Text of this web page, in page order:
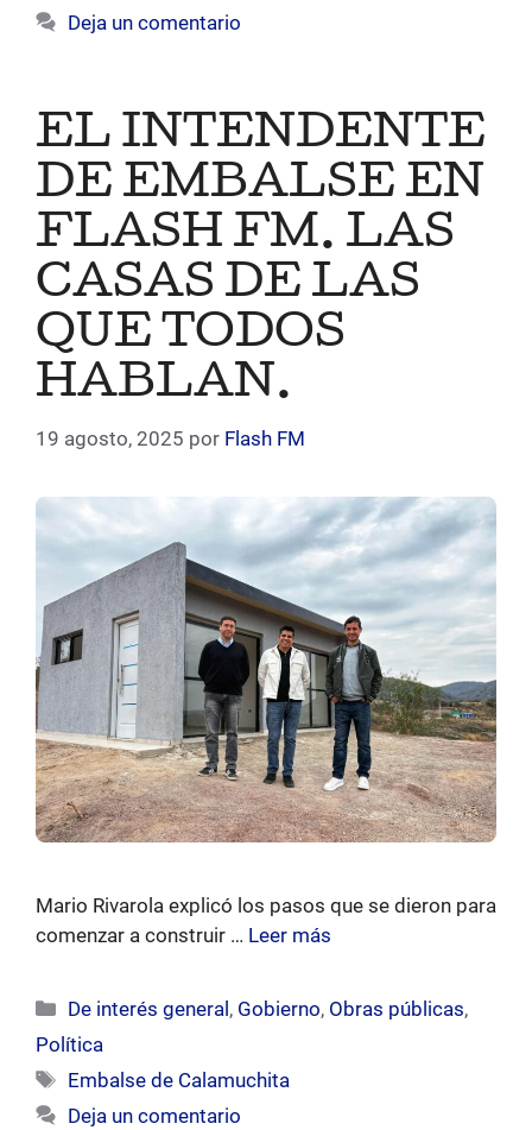
Deja un comentario
EL INTENDENTE
DE EMBALSE EN
FLASH FM. LAS
CASAS DE LAS
QUE TODOS
HABLAN.
19 agosto, 2025 por Flash FM
Mario Rivarola explicó los pasos que se dieron para
comenzar a construir … Leer más
Categorías
De interés general , Gobierno, Obras públicas,
Política
Etiquetas
Embalse de Calamuchita
Deja un comentario